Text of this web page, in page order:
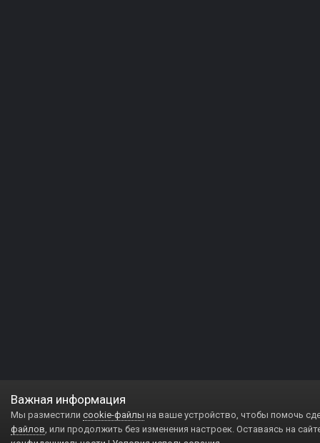
Важная информация
Мы разместили cookie-файлы на ваше устройство, чтобы помочь
файлов, или продолжить без изменения настроек. Оставаясь на